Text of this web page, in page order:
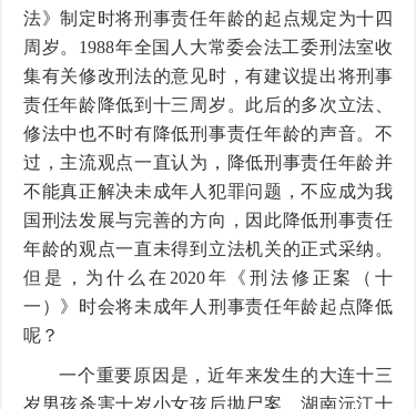
法》制定时将刑事责任年龄的起点规定为十四
周岁。1988年全国人大常委会法工委刑法室收
集有关修改刑法的意见时，有建议提出将刑事
责任年龄降低到十三周岁。此后的多次立法、
修法中也不时有降低刑事责任年龄的声音。不
过，主流观点一直认为，降低刑事责任年龄并
不能真正解决未成年人犯罪问题，不应成为我
国刑法发展与完善的方向，因此降低刑事责任
年龄的观点一直未得到立法机关的正式采纳。
但是，为什么在2020年《刑法修正案（十
一）》时会将未成年人刑事责任年龄起点降低
呢？
一个重要原因是，近年来发生的大连十三
岁男孩杀害十岁小女孩后抛尸案、湖南沅江十